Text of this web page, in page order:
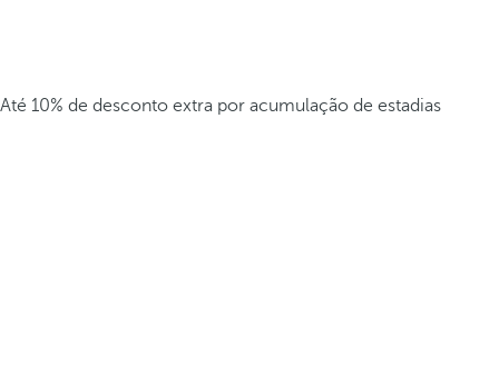
Até 10% de desconto extra por acumulação de estadias